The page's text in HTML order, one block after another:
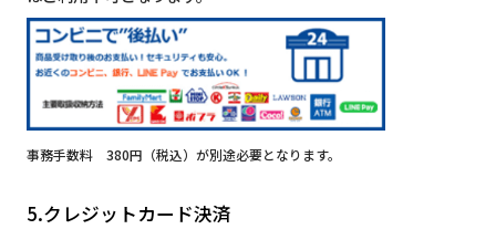
事務手数料 380円（税込）が別途必要となります。
5.クレジットカード決済